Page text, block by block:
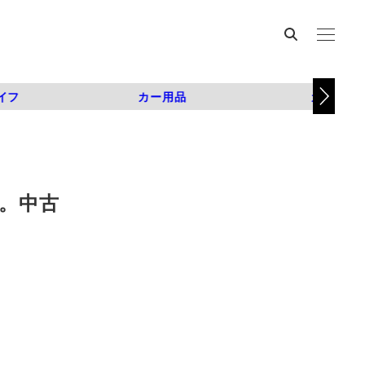
フ カー用品 カスタム
中古